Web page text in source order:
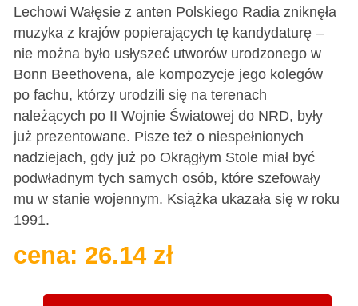
Lechowi Wałęsie z anten Polskiego Radia zniknęła
muzyka z krajów popierających tę kandydaturę –
nie można było usłyszeć utworów urodzonego w
Bonn Beethovena, ale kompozycje jego kolegów
po fachu, którzy urodzili się na terenach
należących po II Wojnie Światowej do NRD, były
już prezentowane. Pisze też o niespełnionych
nadziejach, gdy już po Okrągłym Stole miał być
podwładnym tych samych osób, które szefowały
mu w stanie wojennym. Książka ukazała się w roku
1991.
cena: 26.14 zł